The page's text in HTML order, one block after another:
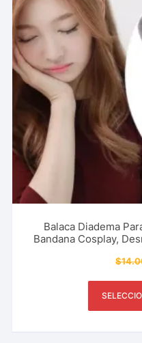
Balaca Diadema
Bandana Cosplay,
$